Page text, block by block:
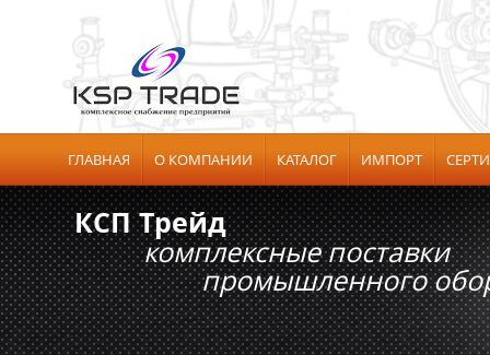
ГЛАВНАЯ О КОМПАНИИ КАТАЛОГ ИМПОРТ
КСП Трейд
комплексные поставки
промышленного